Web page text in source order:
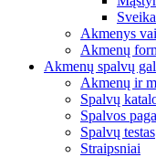
Akmenys
Akmenų
Akmenų spalvų
Akmenų ir
Spalvų
Spalvos
Spalvų testas
Straipsniai